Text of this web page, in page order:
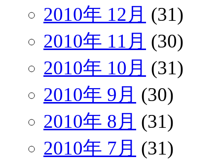
2010年 12月 (31)
2010年 11月 (30)
2010年 10月 (31)
2010年 9月 (30)
2010年 8月 (31)
2010年 7月 (31)